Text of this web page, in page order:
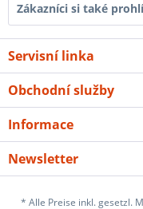
Zákazníci si také
Servisní linka
Obchodní služby
Informace
Newsletter
* Alle Preise inkl. gesetzl.